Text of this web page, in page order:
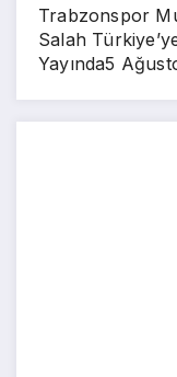
Trabzonspor
Salah
Yayında5